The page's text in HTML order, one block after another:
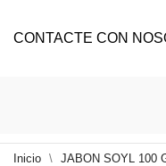
CONTACTE CON
Inicio JABON SOYL 100